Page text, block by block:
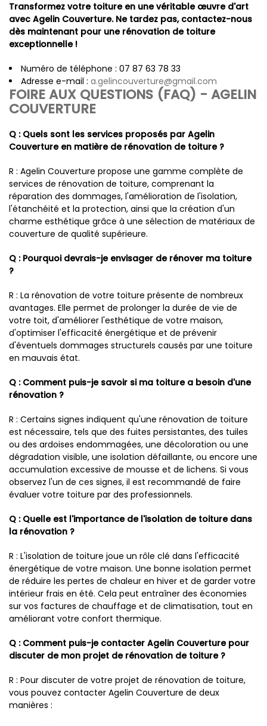
Transformez votre toiture en une véritable œuvre d'art
avec Agelin Couverture. Ne tardez pas, contactez-nous
dès maintenant pour une rénovation de toiture
exceptionnelle !
Numéro de téléphone : 07 87 63 78 33
Adresse e-mail : a.gelincouverture@gmail.com
FOIRE AUX QUESTIONS (FAQ) - AGELIN
COUVERTURE
Q : Quels sont les services proposés par Agelin
Couverture en matière de rénovation de toiture ?
R : Agelin Couverture propose une gamme complète de
services de rénovation de toiture, comprenant la
réparation des dommages, l'amélioration de l'isolation,
l'étanchéité et la protection, ainsi que la création d'un
charme esthétique grâce à une sélection de matériaux de
couverture de qualité supérieure.
Q : Pourquoi devrais-je envisager de rénover ma toiture
?
R : La rénovation de votre toiture présente de nombreux
avantages. Elle permet de prolonger la durée de vie de
votre toit, d'améliorer l'esthétique de votre maison,
d'optimiser l'efficacité énergétique et de prévenir
d'éventuels dommages structurels causés par une toiture
en mauvais état.
Q : Comment puis-je savoir si ma toiture a besoin d'une
rénovation ?
R : Certains signes indiquent qu'une rénovation de toiture
est nécessaire, tels que des fuites persistantes, des tuiles
ou des ardoises endommagées, une décoloration ou une
dégradation visible, une isolation défaillante, ou encore une
accumulation excessive de mousse et de lichens. Si vous
observez l'un de ces signes, il est recommandé de faire
évaluer votre toiture par des professionnels.
Q : Quelle est l'importance de l'isolation de toiture dans
la rénovation ?
R : L'isolation de toiture joue un rôle clé dans l'efficacité
énergétique de votre maison. Une bonne isolation permet
de réduire les pertes de chaleur en hiver et de garder votre
intérieur frais en été. Cela peut entraîner des économies
sur vos factures de chauffage et de climatisation, tout en
améliorant votre confort thermique.
Q : Comment puis-je contacter Agelin Couverture pour
discuter de mon projet de rénovation de toiture ?
R : Pour discuter de votre projet de rénovation de toiture,
vous pouvez contacter Agelin Couverture de deux
manières :